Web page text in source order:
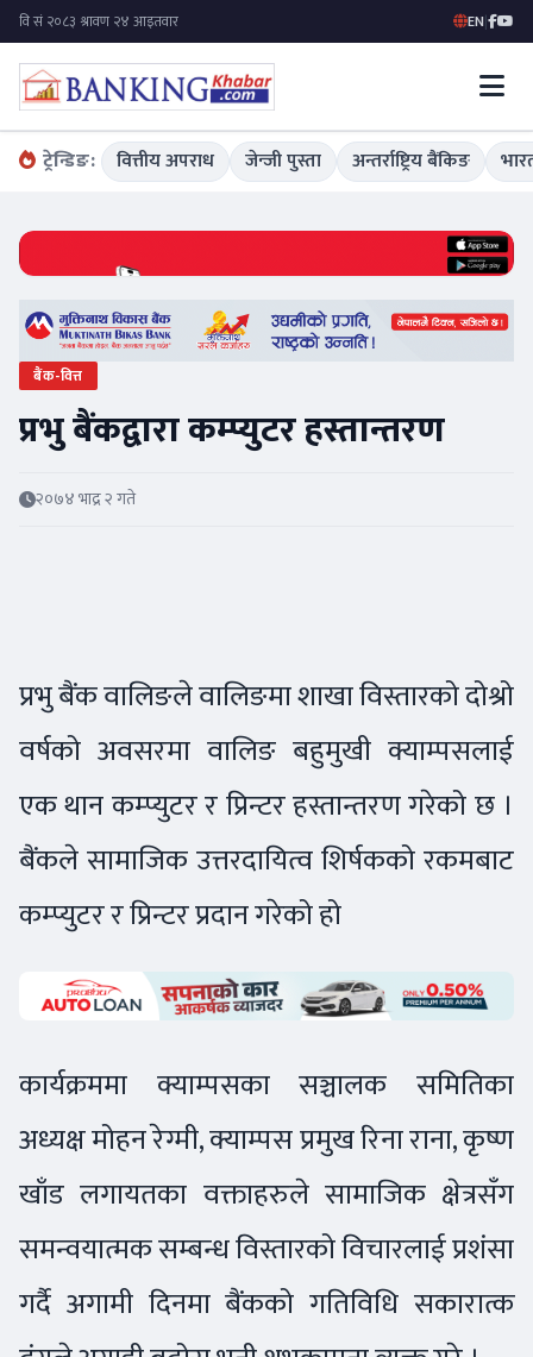
EN|
ट्रेन्डिङ: वित्तीय अपराध जेन्जी पुस्ता अन्तर्राष्ट्रिय बैंकिङ
बैंक-वित्त
प्रभु बैंकद्वारा कम्प्युटर हस्तान्तरण
२०७४ भाद्र २ गते
प्रभु बैंक वालिङले वालिङमा शाखा विस्तारको दोश्रो
वर्षको अवसरमा वालिङ बहुमुखी क्याम्पसलाई
एक थान कम्प्युटर र प्रिन्टर हस्तान्तरण गरेको छ ।
बैंकले सामाजिक उत्तरदायित्व शिर्षकको रकमबाट
कम्प्युटर र प्रिन्टर प्रदान गरेको हो
कार्यक्रममा क्याम्पसका सञ्चालक समितिका
अध्यक्ष मोहन रेग्मी, क्याम्पस प्रमुख रिना राना, कृष्ण
खाँड लगायतका वक्ताहरुले सामाजिक क्षेत्रसँग
समन्वयात्मक सम्बन्ध विस्तारको विचारलाई प्रशंसा
गर्दै अगामी दिनमा बैंकको गतिविधि सकारात्क